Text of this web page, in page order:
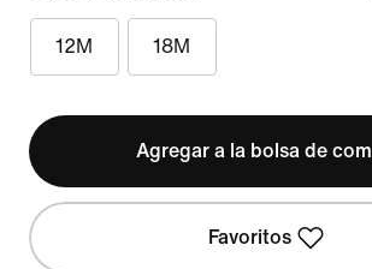
12M 18M
Agregar a la bolsa de
Favoritos